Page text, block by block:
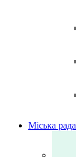
Міська рада